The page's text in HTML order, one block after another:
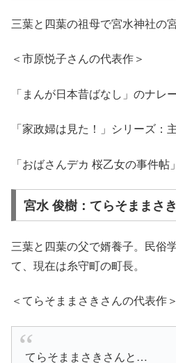
三葉と四葉の祖母で宮水神社の宮
＜市原悦子さんの代表作＞
「まんが日本昔ばなし」のナレ
「家政婦は見た！」シリーズ：
「おばさんデカ 桜乙女の事件
宮水 俊樹：てらそままさき
三葉と四葉の父で婿養子。民俗
て、現在は糸守町の町長。
＜てらそままさきさんの代表作＞
てらそままさきさんと…